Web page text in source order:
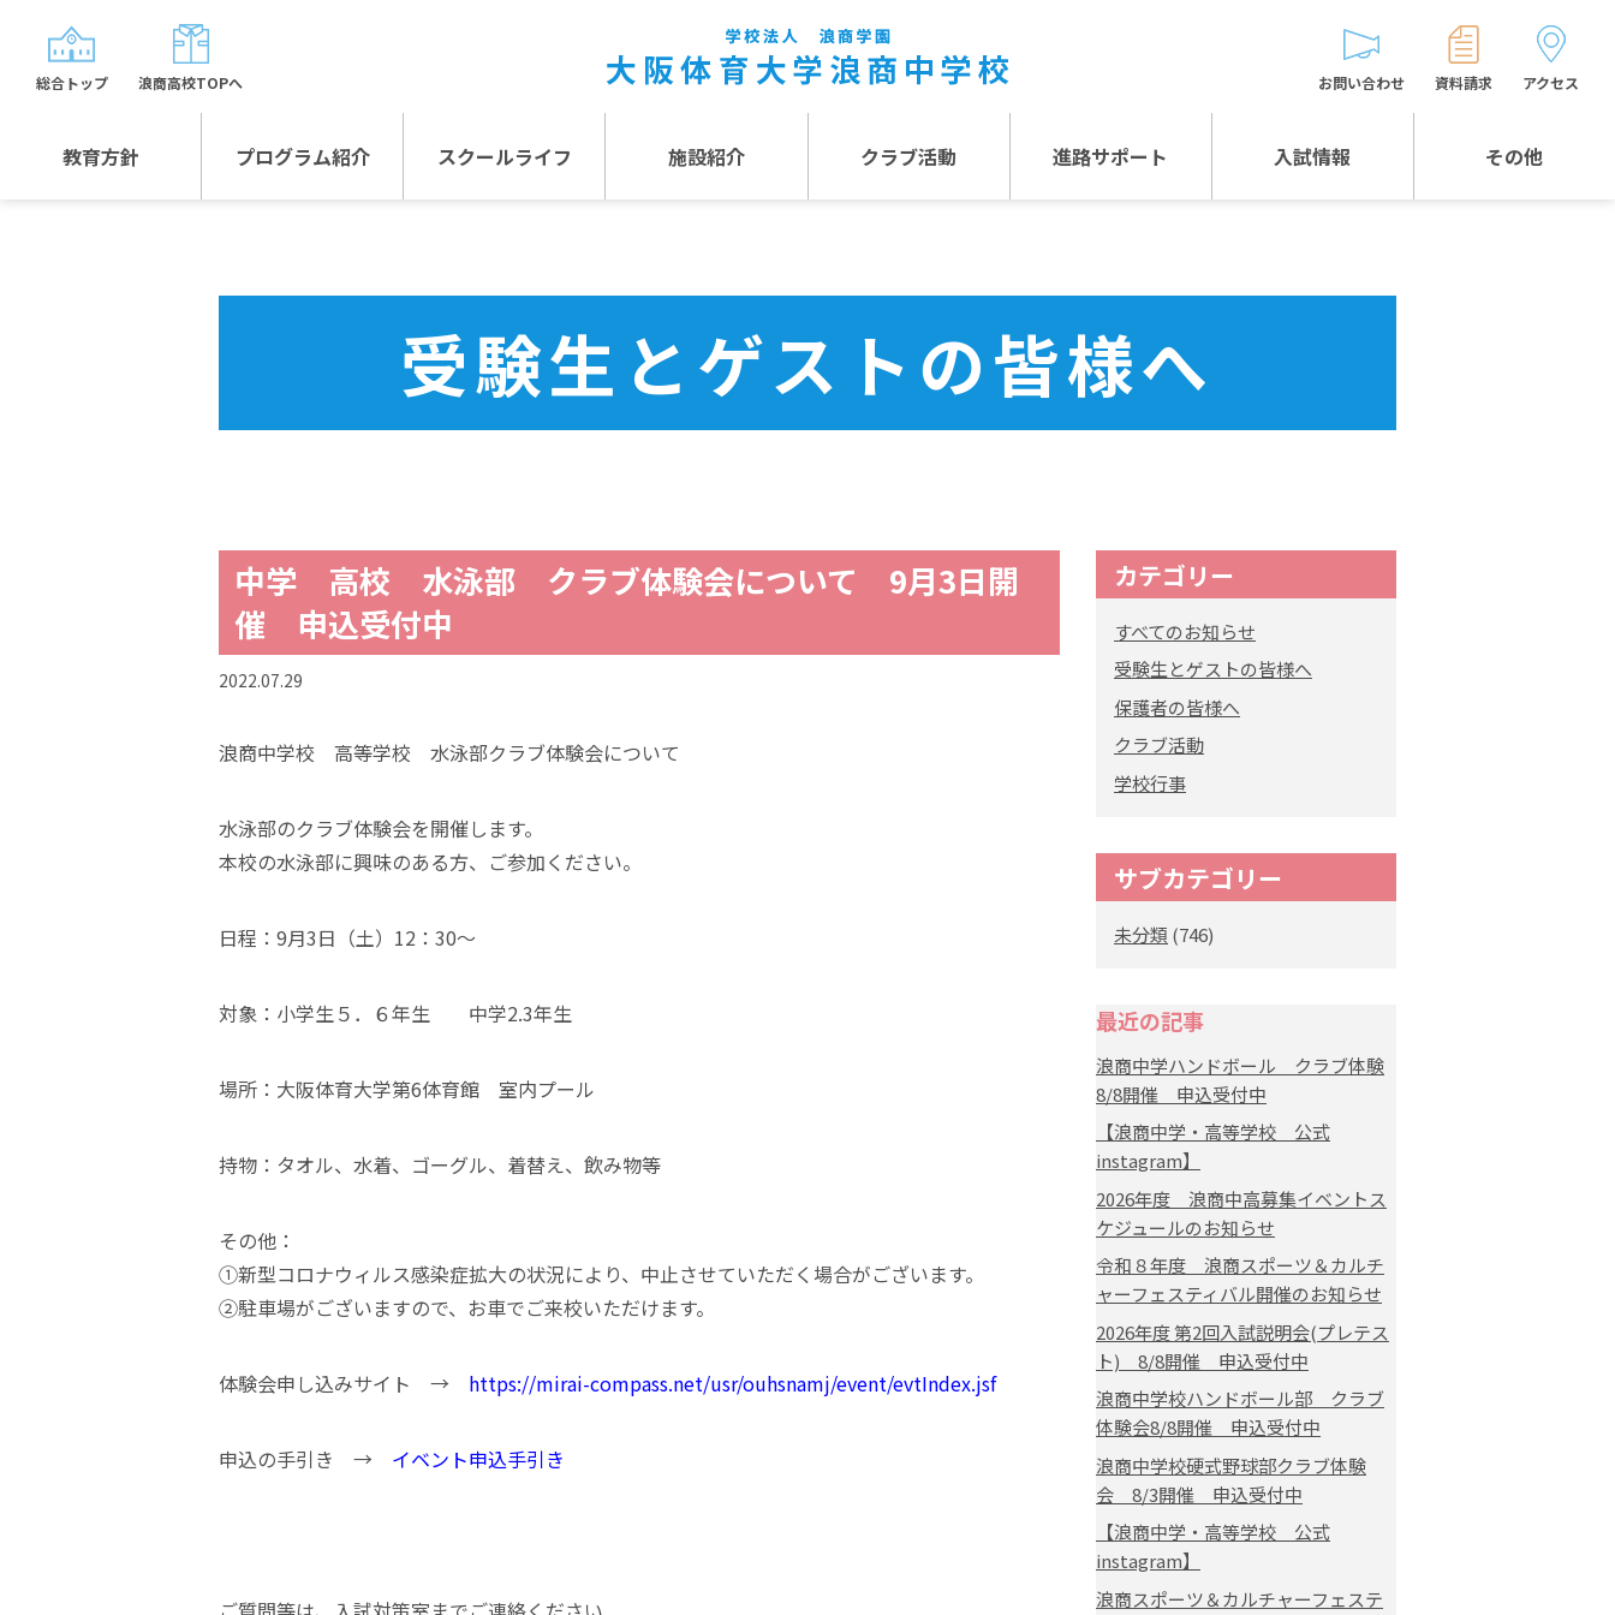
教育方針 プログラム紹介 スクールライフ 施設紹介 クラブ活動 進路サポート 入試情報 その他
お問い合わせ 資料請求 アクセス
総合トップ 浪商高校TOPへ
受験生とゲストの皆様へ
中学 高校 水泳部 クラブ体験会について 9月3日開
催 申込受付中
2022.07.29
浪商中学校 高等学校 水泳部クラブ体験会について
水泳部のクラブ体験会を開催します。
本校の水泳部に興味のある方、ご参加ください。
日程：9月3日（土）12：30～
対象：小学生５．６年生 中学2.3年生
場所：大阪体育大学第6体育館 室内プール
持物：タオル、水着、ゴーグル、着替え、飲み物等
その他：
➀新型コロナウィルス感染症拡大の状況により、中止させていただく場合がございます。
➁駐車場がございますので、お車でご来校いただけます。
体験会申し込みサイト → https://mirai-compass.net/usr/ouhsnamj/event/evtIndex.jsf
申込の手引き → イベント申込手引き
カテゴリー
すべてのお知らせ
受験生とゲストの皆様へ
保護者の皆様へ
クラブ活動
学校行事
サブカテゴリー
未分類 (746)
最近の記事
浪商中学ハンドボール クラブ体験
8/8開催 申込受付中
【浪商中学・高等学校 公式
instagram】
2026年度 浪商中高募集イベントス
ケジュールのお知らせ
令和８年度 浪商スポーツ＆カルチ
ャーフェスティバル開催のお知らせ
2026年度 第2回入試説明会(プレテス
ト) 8/8開催 申込受付中
浪商中学校ハンドボール部 クラブ
体験会8/8開催 申込受付中
浪商中学校硬式野球部クラブ体験
会 8/3開催 申込受付中
【浪商中学・高等学校 公式
instagram】
浪商スポーツ＆カルチャーフェステ